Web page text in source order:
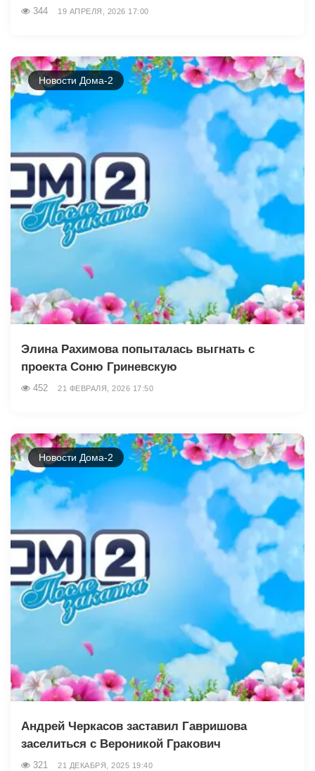
344 19 АПРЕЛЯ, 2026 17:00
Новости Дома-2
Элина Рахимова попыталась выгнать с
проекта Соню Гриневскую
452 21 ФЕВРАЛЯ, 2026 17:50
Новости Дома-2
Андрей Черкасов заставил Гавришова
заселиться с Вероникой Гракович
321 21 ДЕКАБРЯ, 2025 19:40